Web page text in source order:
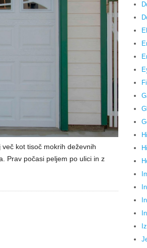
kot tisoč mokrih deževnih
Prav počasi peljem po ulici in z